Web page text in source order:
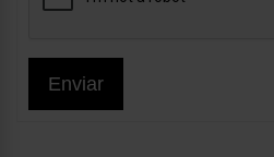
Enviar